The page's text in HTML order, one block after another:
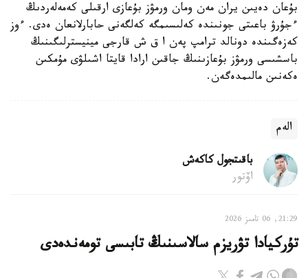
بۇعان دەيىن يران مەن ومان ورمۋز بۇعازى ارقىلى كەمەلەردىڭ
ءجۇرۋ باعىتى جونىندە كەلىسىمگە كەلگەنى حابارلانعان ەدى. ءوز
كەزەگىندە دونالد ترامپ پەن ا ق ش قارجى مينيسترلىگىنىڭ
باسشىسى ورمۋز بۇعازىنىڭ جاقىن ارادا قايتا اشىلۋى مۇمكىن
ەكەنىن مالىمدەگەن.
الەم
باقىتجول كاكەش
اۆتور
21:29, 06 تامىز 2026
تۇركيادا تۋريزم سالاسىنىڭ تابىسى تومەندەدى